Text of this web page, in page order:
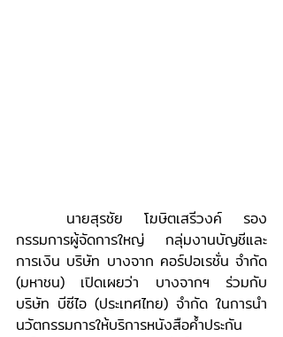
กรรมการผู้จัดการใหญ่ กลุ่มงานบัญชีและ
การเงิน บริษัท บางจาก คอร์ปอเรชั่น จำกัด
(มหาชน) เปิดเผยว่า บางจากฯ ร่วมกับ
บริษัท บีซีไอ (ประเทศไทย) จำกัด ในการนำ
นวัตกรรมการให้บริการหนังสือค้ำประกัน